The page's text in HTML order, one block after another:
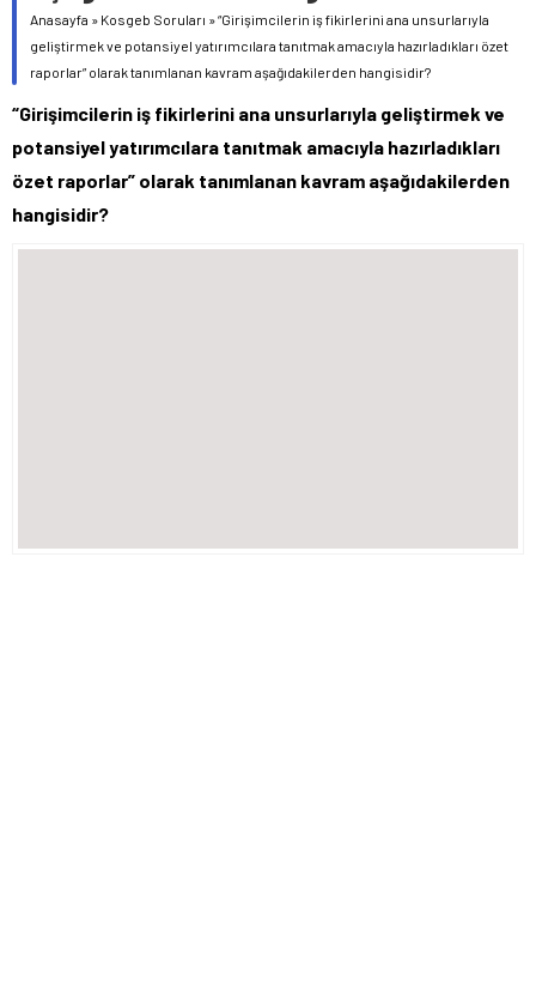
Anasayfa » Kosgeb Soruları »“Girişimcilerin iş fikirlerini ana unsurlarıyla
geliştirmek ve potansiyel yatırımcılara tanıtmak amacıyla hazırladıkları özet
raporlar” olarak tanımlanan kavram aşağıdakilerden hangisidir?
“Girişimcilerin iş fikirlerini ana unsurlarıyla geliştirmek ve
potansiyel yatırımcılara tanıtmak amacıyla hazırladıkları
özet raporlar” olarak tanımlanan kavram aşağıdakilerden
hangisidir?